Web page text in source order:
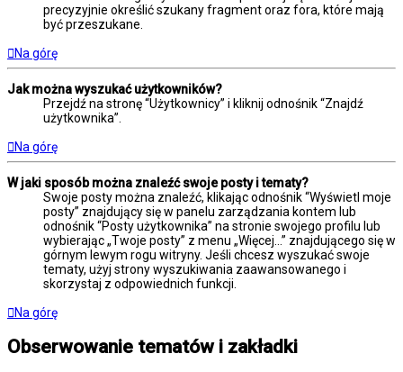
precyzyjnie określić szukany fragment oraz fora, które mają
być przeszukane.
Na górę
Jak można wyszukać użytkowników?
Przejdź na stronę “Użytkownicy” i kliknij odnośnik “Znajdź
użytkownika”.
Na górę
W jaki sposób można znaleźć swoje posty i tematy?
Swoje posty można znaleźć, klikając odnośnik “Wyświetl moje
posty” znajdujący się w panelu zarządzania kontem lub
odnośnik “Posty użytkownika” na stronie swojego profilu lub
wybierając „Twoje posty” z menu „Więcej…” znajdującego się w
górnym lewym rogu witryny. Jeśli chcesz wyszukać swoje
tematy, użyj strony wyszukiwania zaawansowanego i
skorzystaj z odpowiednich funkcji.
Na górę
Obserwowanie tematów i zakładki